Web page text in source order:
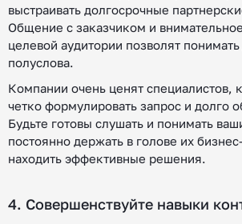
выстраивать долгосрочные
Общение с заказчиком и
целевой аудитории позволят понимать
полуслова.
Компании очень ценят специалистов,
четко формулировать запрос и долго
Будьте готовы слушать и понимать
постоянно держать в голове их
находить эффективные решения.
4. Совершенствуйте навыки